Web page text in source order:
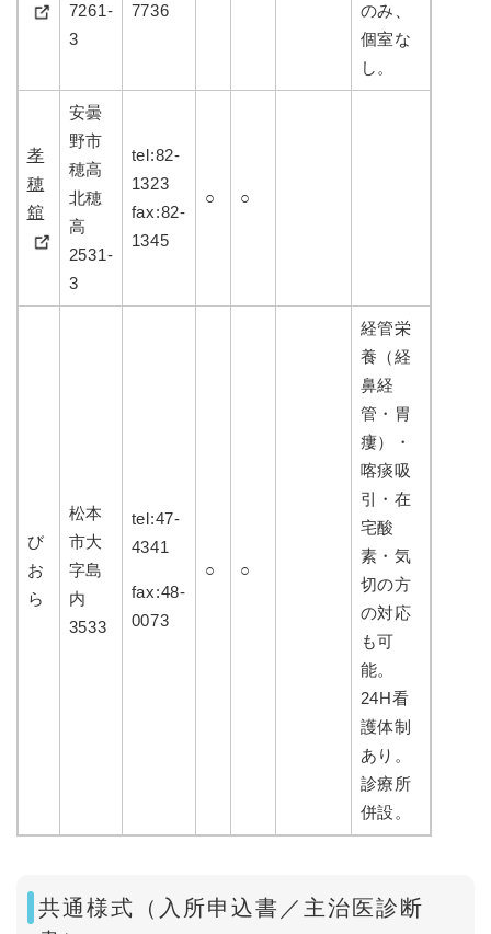
7261-
3
7736
のみ、
個室な
し。
孝
穂
舘
安曇
野市
穂高
北穂
高
2531-
3
tel:82-
1323
fax:82-
1345
○ ○
び
お
ら
松本
市大
字島
内
3533
tel:47-
4341
fax:48-
0073
○ ○
経管栄
養（経
鼻経
管・胃
瘻）・
喀痰吸
引・在
宅酸
素・気
切の方
の対応
も可
能。
24H看
護体制
あり。
診療所
併設。
共通様式（入所申込書／主治医診断